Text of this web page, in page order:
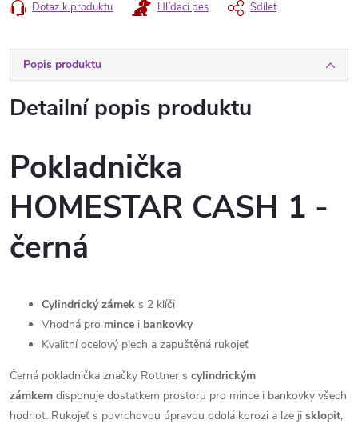
Dotaz k produktu Hlídací pes Sdílet
Popis produktu
Detailní popis produktu
Pokladnička
HOMESTAR CASH 1 -
černá
Cylindrický zámek s 2 klíči
Vhodná pro mince i bankovky
Kvalitní ocelový plech a zapuštěná rukojeť
Černá pokladnička značky Rottner s cylindrickým
zámkem disponuje dostatkem prostoru pro mince i bankovky všech
hodnot. Rukojeť s povrchovou úpravou odolá korozi a lze ji sklopit,